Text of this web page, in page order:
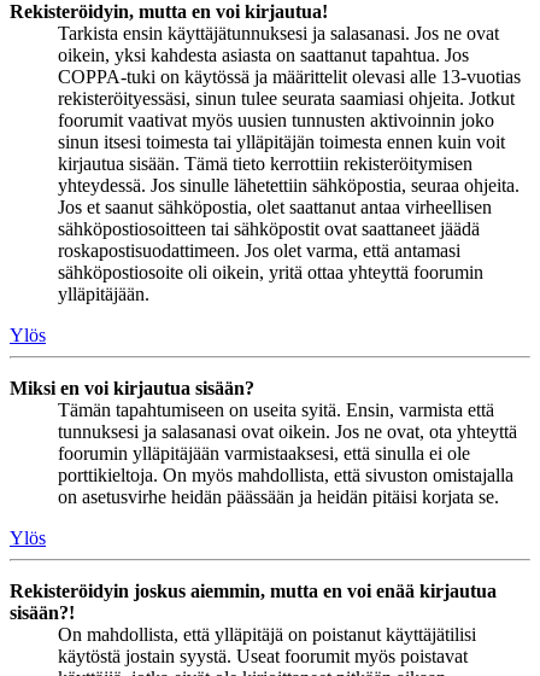
Rekisteröidyin, mutta en voi kirjautua!
Tarkista ensin käyttäjätunnuksesi ja salasanasi. Jos ne ovat
oikein, yksi kahdesta asiasta on saattanut tapahtua. Jos
COPPA-tuki on käytössä ja määrittelit olevasi alle 13-vuotias
rekisteröityessäsi, sinun tulee seurata saamiasi ohjeita. Jotkut
foorumit vaativat myös uusien tunnusten aktivoinnin joko
sinun itsesi toimesta tai ylläpitäjän toimesta ennen kuin voit
kirjautua sisään. Tämä tieto kerrottiin rekisteröitymisen
yhteydessä. Jos sinulle lähetettiin sähköpostia, seuraa ohjeita.
Jos et saanut sähköpostia, olet saattanut antaa virheellisen
sähköpostiosoitteen tai sähköpostit ovat saattaneet jäädä
roskapostisuodattimeen. Jos olet varma, että antamasi
sähköpostiosoite oli oikein, yritä ottaa yhteyttä foorumin
ylläpitäjään.
Ylös
Miksi en voi kirjautua sisään?
Tämän tapahtumiseen on useita syitä. Ensin, varmista että
tunnuksesi ja salasanasi ovat oikein. Jos ne ovat, ota yhteyttä
foorumin ylläpitäjään varmistaaksesi, että sinulla ei ole
porttikieltoja. On myös mahdollista, että sivuston omistajalla
on asetusvirhe heidän päässään ja heidän pitäisi korjata se.
Ylös
Rekisteröidyin joskus aiemmin, mutta en voi enää kirjautua
sisään?!
On mahdollista, että ylläpitäjä on poistanut käyttäjätilisi
käytöstä jostain syystä. Useat foorumit myös poistavat